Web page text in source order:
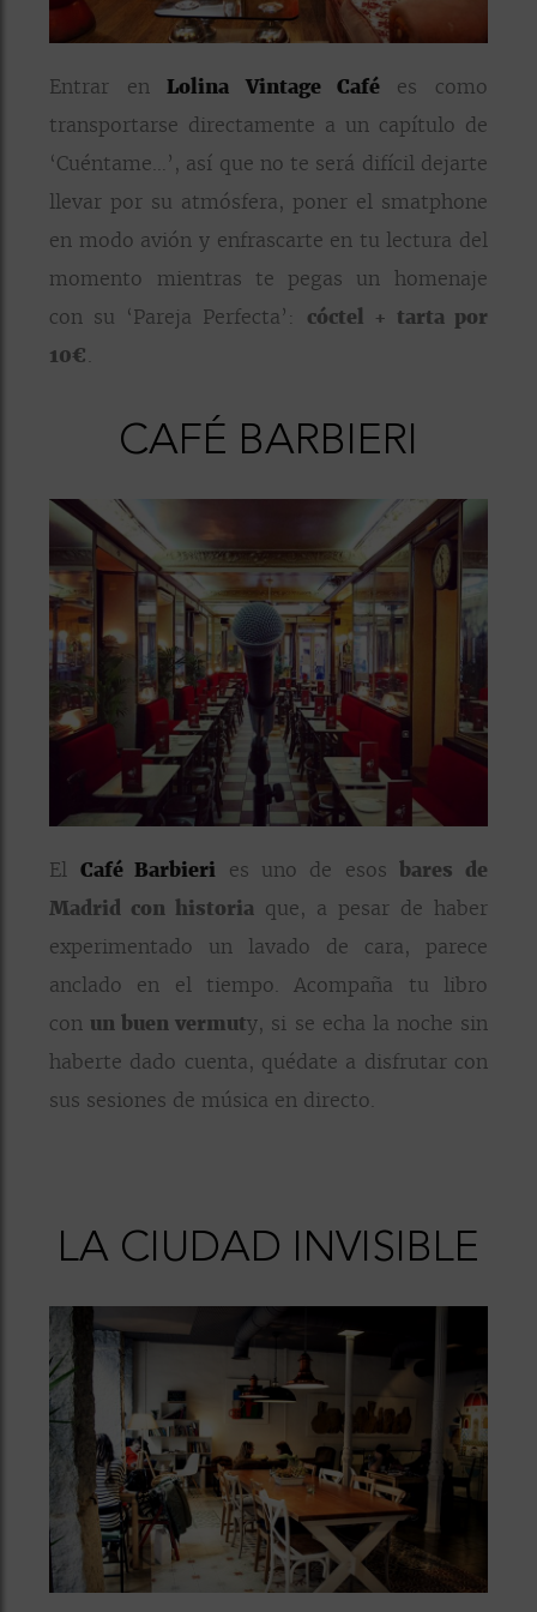
Entrar enLolina Vintage Cafées como
transportarse directamente a un capítulo de
‘Cuéntame…’, así que no te será difícil dejarte
llevar por su atmósfera, poner el smatphone
en modo avión y enfrascarte en tu lectura del
momento mientras te pegas un homenaje
con su ‘Pareja Perfecta’: cóctel + tarta por
10€.
CAFÉ BARBIERI
El Café Barbieri es uno de esosbares de
Madrid con historia que, a pesar de haber
experimentado un lavado de cara, parece
anclado en el tiempo. Acompaña tu libro
con un buen vermuty, si se echa la noche sin
haberte dado cuenta, quédate a disfrutar con
sus sesiones de música en directo.
LA CIUDAD INVISIBLE